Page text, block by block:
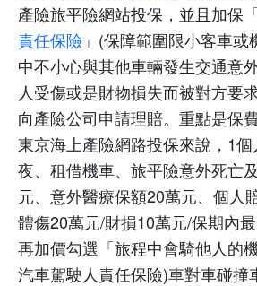
產險旅平險網站投保，並且加保
責任保險 」 (保障範圍限小客車或
中不小心與其他車輛發生交通意
人受傷或是財物損失而被對方要
向產險公司申請理賠。重點是保
東京海上產險網路投保來說， 1個
夜、 租借機車、旅平險意外死亡
元、意外醫療保額20萬元、個人
體傷20萬元/財損10萬元/保期內
再加價勾選「旅程中會騎他人的機
汽車駕駛人責任保險)車對車碰撞